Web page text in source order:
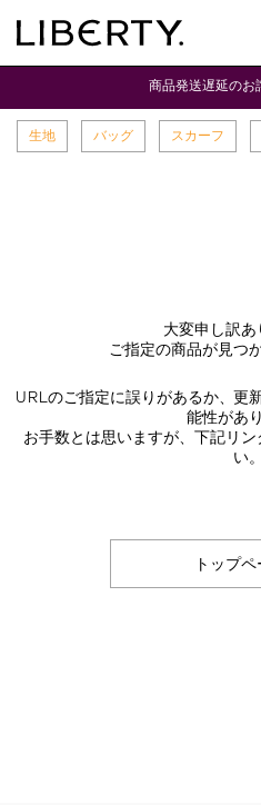
商品発送遅延のお
生地 バッグ スカーフ
大変申し訳あ
ご指定の商品が見つ
URLのご指定に誤りがあるか、更
能性があ
お手数とは思いますが、下記リ
い。
トップ